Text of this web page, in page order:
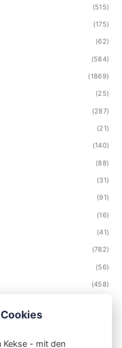
(515)
(175)
(62)
(584)
(1869)
(25)
(287)
(21)
(140)
(88)
(31)
(91)
(16)
(41)
(782)
(56)
(458)
Kekse - mit den